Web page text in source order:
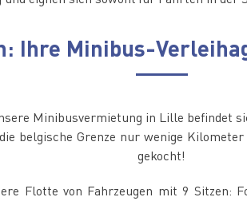
Ihre Minibus-
Minibusvermietung in Lille
belgische Grenze nur wenige
gekocht!
Flotte von Fahrzeugen mit 9 Sitzen: